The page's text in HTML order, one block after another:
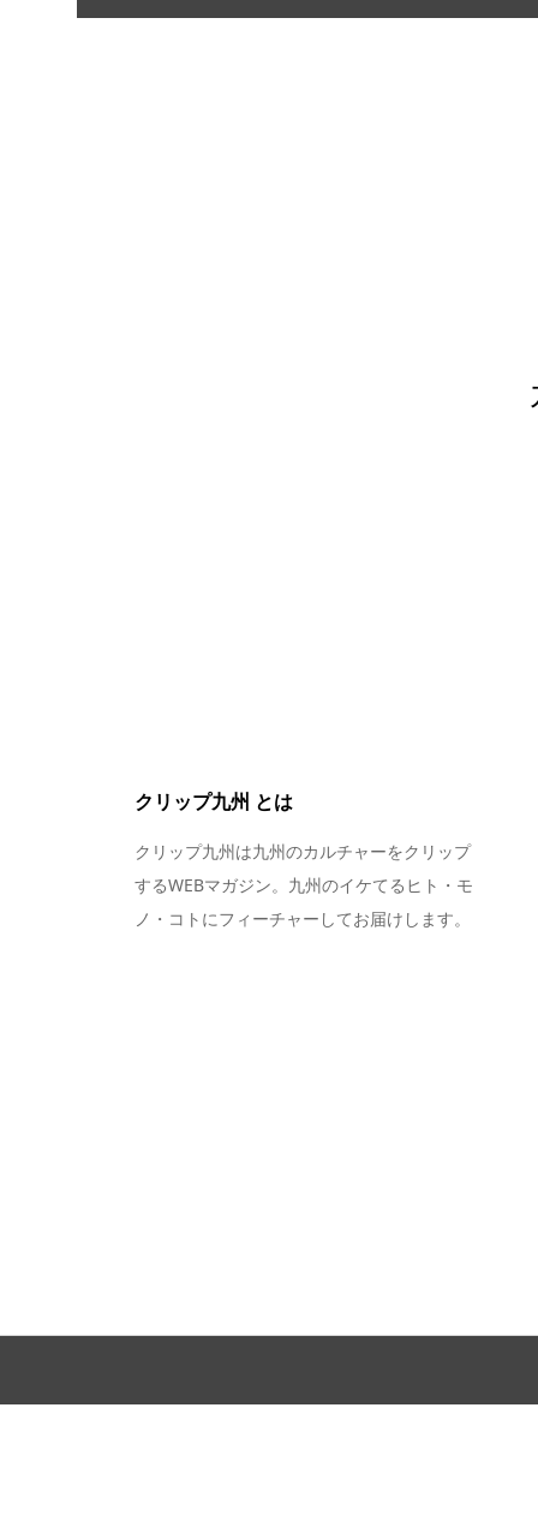
クリップ九州 とは
クリップ九州は九州のカルチャーをクリップ
するWEBマガジン。九州のイケてるヒト・モ
ノ・コトにフィーチャーしてお届けします。